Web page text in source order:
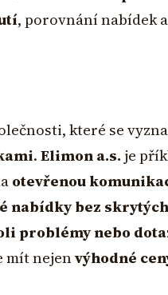
, porovnání nabídek
které se
. Elimon a.s. je
otevřenou
nabídky bez
problémy nebo
mít nejenvýhodné